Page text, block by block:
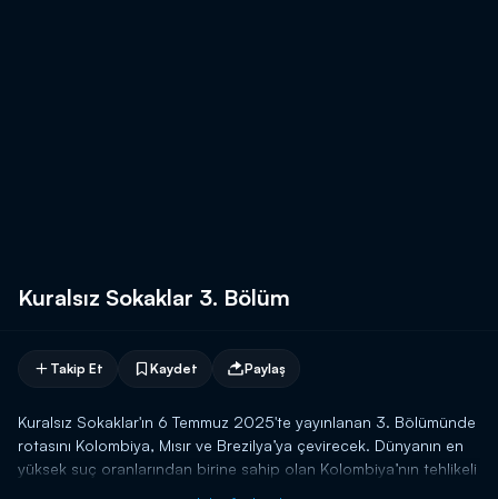
Kuralsız Sokaklar 3. Bölüm
Takip Et Kaydet Paylaş
Kuralsız Sokaklar'ın 6 Temmuz 2025'te yayınlanan 3. Bölümünde
rotasını Kolombiya, Mısır ve Brezilya’ya çevirecek. Dünyanın en
yüksek suç oranlarından birine sahip olan Kolombiya’nın tehlikeli